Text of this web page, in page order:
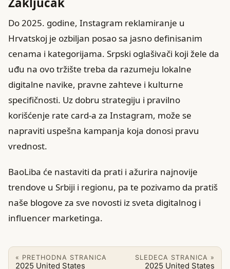
Do 2025. godine, Instagram reklamiranje u
Hrvatskoj je ozbiljan posao sa jasno definisanim
cenama i kategorijama. Srpski oglašivači koji žele da
uđu na ovo tržište treba da razumeju lokalne
digitalne navike, pravne zahteve i kulturne
specifičnosti. Uz dobru strategiju i pravilno
korišćenje rate card-a za Instagram, može se
napraviti uspešna kampanja koja donosi pravu
vrednost.
BaoLiba će nastaviti da prati i ažurira najnovije
trendove u Srbiji i regionu, pa te pozivamo da pratiš
naše blogove za sve novosti iz sveta digitalnog i
influencer marketinga.
« PRETHODNA STRANICA
2025 United States
SLEDECA STRANICA »
2025 United States